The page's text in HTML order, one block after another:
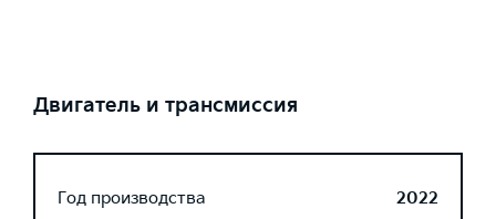
Двигатель и трансмиссия
Год производства
2022